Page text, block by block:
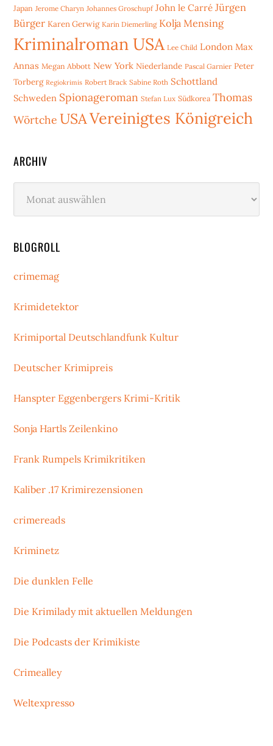
Japan Jerome Charyn Johannes Groschupf John le Carré Jürgen
Bürger Karen Gerwig Karin Diemerling Kolja Mensing
Kriminalroman USA Lee Child London Max
Annas Megan Abbott New York Niederlande Pascal Garnier Peter
Torberg Regiokrimis Robert Brack Sabine Roth Schottland
Schweden Spionageroman Stefan Lux Südkorea Thomas
Wörtche USAVereinigtes Königreich
ARCHIV
BLOGROLL
crimemag
Krimidetektor
Krimiportal Deutschlandfunk Kultur
Deutscher Krimipreis
Hanspter Eggenbergers Krimi-Kritik
Sonja Hartls Zeilenkino
Frank Rumpels Krimikritiken
Kaliber .17 Krimirezensionen
crimereads
Kriminetz
Die dunklen Felle
Die Krimilady mit aktuellen Meldungen
Die Podcasts der Krimikiste
Crimealley
Weltexpresso